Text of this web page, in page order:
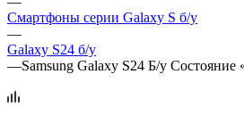
Смартфоны серии Galaxy S б/у
—
Galaxy S24 б/у
—Samsung Galaxy S24 Б/у